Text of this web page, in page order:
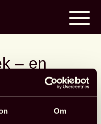
Om
– en